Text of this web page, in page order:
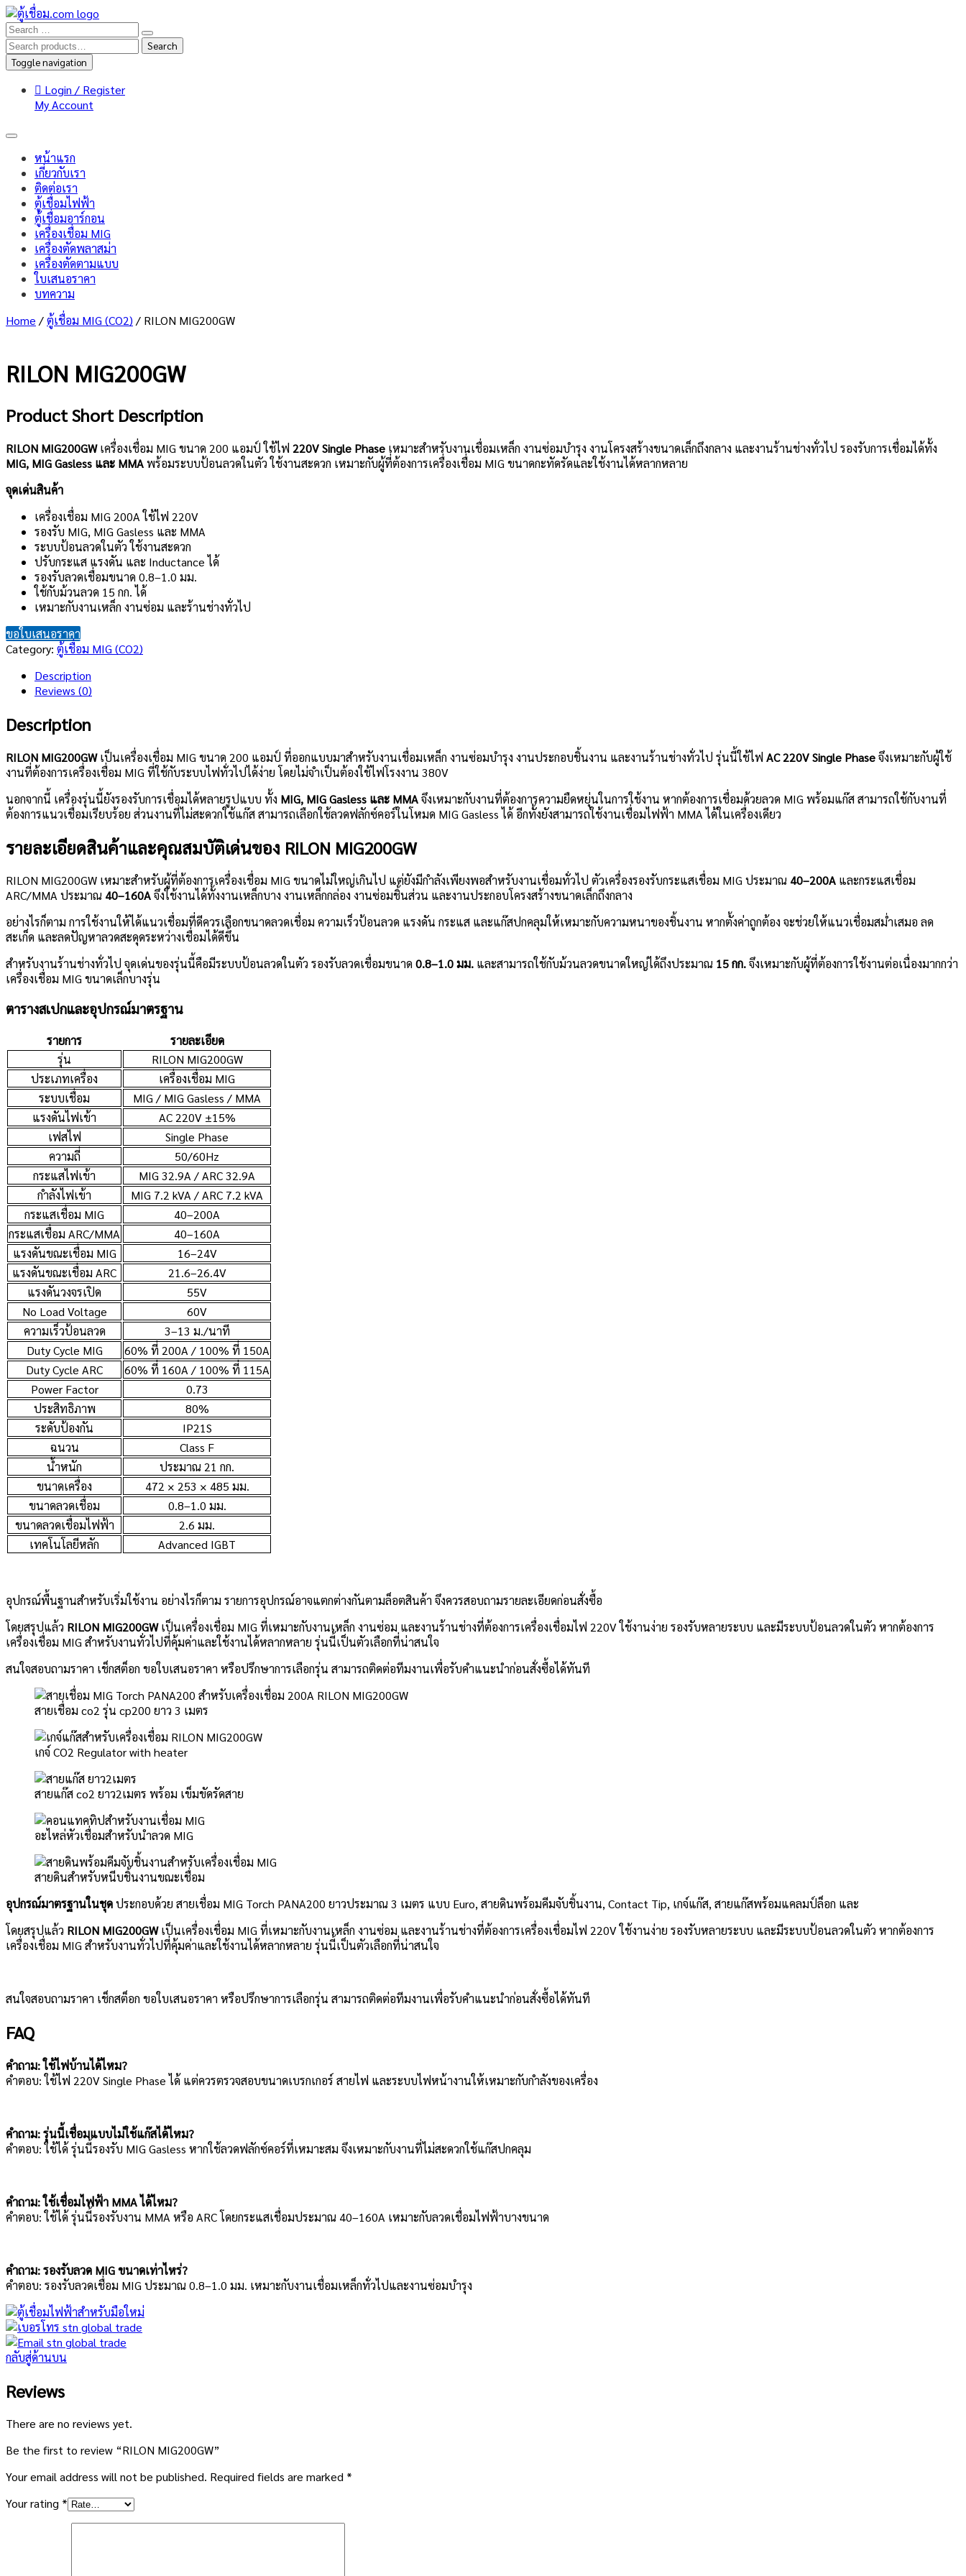
Search
for:
Search
Toggle navigation
Login / Register
My Account
หน้าแรก
เกี่ยวกับเรา
ติดต่อเรา
ตู้เชื่อมไฟฟ้า
ตู้เชื่อมอาร์กอน
เครื่องเชื่อม MIG
เครื่องตัดพลาสม่า
เครื่องตัดตามแบบ
ใบเสนอราคา
บทความ
Home /ตู้เชื่อม MIG (CO2) / RILON MIG200GW
RILON MIG200GW
Product Short Description
RILON MIG200GWเครื่องเชื่อม MIG ขนาด 200 แอมป์ ใช้ไฟ 220V Single Phase เหมาะสำหรับงานเชื่อมเหล็ก งานซ่อมบำรุง งานโครงสร้างขนาดเล็กถึงกลาง และงานร้านช่างทั่วไป รองรับการเชื่อมได้ทั้ง
MIG, MIG Gasless และ MMAพร้อมระบบป้อนลวดในตัว ใช้งานสะดวก เหมาะกับผู้ที่ต้องการเครื่องเชื่อม MIG ขนาดกะทัดรัดและใช้งานได้หลากหลาย
จุดเด่นสินค้า
เครื่องเชื่อม MIG 200A ใช้ไฟ 220V
รองรับ MIG, MIG Gasless และ MMA
ระบบป้อนลวดในตัว ใช้งานสะดวก
ปรับกระแส แรงดัน และ Inductance ได้
รองรับลวดเชื่อมขนาด 0.8–1.0 มม.
ใช้กับม้วนลวด 15 กก. ได้
เหมาะกับงานเหล็ก งานซ่อม และร้านช่างทั่วไป
ขอใบเสนอราคา
Category: ตู้เชื่อม MIG (CO2)
Description
Reviews (0)
Description
RILON MIG200GWเป็นเครื่องเชื่อม MIG ขนาด 200 แอมป์ ที่ออกแบบมาสำหรับงานเชื่อมเหล็ก งานซ่อมบำรุง งานประกอบชิ้นงาน และงานร้านช่างทั่วไป รุ่นนี้ใช้ไฟ AC 220V Single Phaseจึงเหมาะกับผู้ใช้
งานที่ต้องการเครื่องเชื่อม MIG ที่ใช้กับระบบไฟทั่วไปได้ง่าย โดยไม่จำเป็นต้องใช้ไฟโรงงาน 380V
นอกจากนี้ เครื่องรุ่นนี้ยังรองรับการเชื่อมได้หลายรูปแบบ ทั้ง MIG, MIG Gasless และ MMAจึงเหมาะกับงานที่ต้องการความยืดหยุ่นในการใช้งาน หากต้องการเชื่อมด้วยลวด MIG พร้อมแก๊ส สามารถใช้กับงานที่
ต้องการแนวเชื่อมเรียบร้อย ส่วนงานที่ไม่สะดวกใช้แก๊ส สามารถเลือกใช้ลวดฟลักซ์คอร์ในโหมด MIG Gasless ได้ อีกทั้งยังสามารถใช้งานเชื่อมไฟฟ้า MMA ได้ในเครื่องเดียว
รายละเอียดสินค้าและคุณสมบัติเด่นของ RILON MIG200GW
RILON MIG200GW เหมาะสำหรับผู้ที่ต้องการเครื่องเชื่อม MIG ขนาดไม่ใหญ่เกินไป แต่ยังมีกำลังเพียงพอสำหรับงานเชื่อมทั่วไป ตัวเครื่องรองรับกระแสเชื่อม MIG ประมาณ 40–200A และกระแสเชื่อม
ARC/MMA ประมาณ 40–160Aจึงใช้งานได้ทั้งงานเหล็กบาง งานเหล็กกล่อง งานซ่อมชิ้นส่วน และงานประกอบโครงสร้างขนาดเล็กถึงกลาง
อย่างไรก็ตาม การใช้งานให้ได้แนวเชื่อมที่ดีควรเลือกขนาดลวดเชื่อม ความเร็วป้อนลวด แรงดัน กระแส และแก๊สปกคลุมให้เหมาะกับความหนาของชิ้นงาน หากตั้งค่าถูกต้อง จะช่วยให้แนวเชื่อมสม่ำเสมอ ลด
สะเก็ด และลดปัญหาลวดสะดุดระหว่างเชื่อมได้ดีขึ้น
สำหรับงานร้านช่างทั่วไป จุดเด่นของรุ่นนี้คือมีระบบป้อนลวดในตัว รองรับลวดเชื่อมขนาด 0.8–1.0 มม. และสามารถใช้กับม้วนลวดขนาดใหญ่ได้ถึงประมาณ 15 กก.จึงเหมาะกับผู้ที่ต้องการใช้งานต่อเนื่องมากกว่า
เครื่องเชื่อม MIG ขนาดเล็กบางรุ่น
ตารางสเปกและอุปกรณ์มาตรฐาน
รายการ
รายละเอียด
รุ่น
RILON MIG200GW
ประเภทเครื่อง
เครื่องเชื่อม MIG
ระบบเชื่อม
MIG / MIG Gasless / MMA
แรงดันไฟเข้า
AC 220V ±15%
เฟสไฟ
Single Phase
ความถี่
50/60Hz
กระแสไฟเข้า
MIG 32.9A / ARC 32.9A
กำลังไฟเข้า
MIG 7.2 kVA / ARC 7.2 kVA
กระแสเชื่อม MIG
40–200A
กระแสเชื่อม ARC/MMA
40–160A
แรงดันขณะเชื่อม MIG
16–24V
แรงดันขณะเชื่อม ARC
21.6–26.4V
แรงดันวงจรเปิด
55V
No Load Voltage
60V
ความเร็วป้อนลวด
3–13 ม./นาที
Duty Cycle MIG
60% ที่ 200A / 100% ที่ 150A
Duty Cycle ARC
60% ที่ 160A / 100% ที่ 115A
Power Factor
0.73
ประสิทธิภาพ
80%
ระดับป้องกัน
IP21S
ฉนวน
Class F
น้ำหนัก
ประมาณ 21 กก.
ขนาดเครื่อง
472 × 253 × 485 มม.
ขนาดลวดเชื่อม
0.8–1.0 มม.
ขนาดลวดเชื่อมไฟฟ้า
2.6 มม.
เทคโนโลยีหลัก
Advanced IGBT
อุปกรณ์พื้นฐานสำหรับเริ่มใช้งาน อย่างไรก็ตาม รายการอุปกรณ์อาจแตกต่างกันตามล็อตสินค้า จึงควรสอบถามรายละเอียดก่อนสั่งซื้อ
โดยสรุปแล้ว RILON MIG200GWเป็นเครื่องเชื่อม MIG ที่เหมาะกับงานเหล็ก งานซ่อม และงานร้านช่างที่ต้องการเครื่องเชื่อมไฟ 220V ใช้งานง่าย รองรับหลายระบบ และมีระบบป้อนลวดในตัว หากต้องการ
เครื่องเชื่อม MIG สำหรับงานทั่วไปที่คุ้มค่าและใช้งานได้หลากหลาย รุ่นนี้เป็นตัวเลือกที่น่าสนใจ
สนใจสอบถามราคา เช็กสต็อก ขอใบเสนอราคา หรือปรึกษาการเลือกรุ่น สามารถติดต่อทีมงานเพื่อรับคำแนะนำก่อนสั่งซื้อได้ทันที
สายเชื่อม co2 รุ่น cp200 ยาว 3 เมตร
เกจ์ CO2 Regulator with heater
สายแก๊ส co2 ยาว2เมตร พร้อม เข็มขัดรัดสาย
อะไหล่หัวเชื่อมสำหรับนำลวด MIG
สายดินสำหรับหนีบชิ้นงานขณะเชื่อม
อุปกรณ์มาตรฐานในชุดประกอบด้วย สายเชื่อม MIG Torch PANA200 ยาวประมาณ 3 เมตร แบบ Euro, สายดินพร้อมคีมจับชิ้นงาน, Contact Tip, เกจ์แก๊ส, สายแก๊สพร้อมแคลมป์ล็อก และ
โดยสรุปแล้ว RILON MIG200GWเป็นเครื่องเชื่อม MIG ที่เหมาะกับงานเหล็ก งานซ่อม และงานร้านช่างที่ต้องการเครื่องเชื่อมไฟ 220V ใช้งานง่าย รองรับหลายระบบ และมีระบบป้อนลวดในตัว หากต้องการ
เครื่องเชื่อม MIG สำหรับงานทั่วไปที่คุ้มค่าและใช้งานได้หลากหลาย รุ่นนี้เป็นตัวเลือกที่น่าสนใจ
สนใจสอบถามราคา เช็กสต็อก ขอใบเสนอราคา หรือปรึกษาการเลือกรุ่น สามารถติดต่อทีมงานเพื่อรับคำแนะนำก่อนสั่งซื้อได้ทันที
FAQ
คำถาม: ใช้ไฟบ้านได้ไหม?
คำตอบ: ใช้ไฟ 220V Single Phase ได้ แต่ควรตรวจสอบขนาดเบรกเกอร์ สายไฟ และระบบไฟหน้างานให้เหมาะกับกำลังของเครื่อง
คำถาม: รุ่นนี้เชื่อมแบบไม่ใช้แก๊สได้ไหม?
คำตอบ: ใช้ได้ รุ่นนี้รองรับ MIG Gasless หากใช้ลวดฟลักซ์คอร์ที่เหมาะสม จึงเหมาะกับงานที่ไม่สะดวกใช้แก๊สปกคลุม
คำถาม: ใช้เชื่อมไฟฟ้า MMA ได้ไหม?
คำตอบ: ใช้ได้ รุ่นนี้รองรับงาน MMA หรือ ARC โดยกระแสเชื่อมประมาณ 40–160A เหมาะกับลวดเชื่อมไฟฟ้าบางขนาด
คำถาม: รองรับลวด MIG ขนาดเท่าไหร่?
คำตอบ: รองรับลวดเชื่อม MIG ประมาณ 0.8–1.0 มม. เหมาะกับงานเชื่อมเหล็กทั่วไปและงานซ่อมบำรุง
กลับสู่ด้านบน
Reviews
There are no reviews yet.
Be the first to review “RILON MIG200GW”
Your email address will not be published. Required fields are marked *
Your rating *